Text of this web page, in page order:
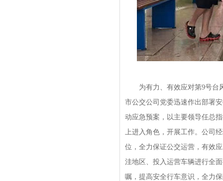
为有力、有效应对第9号台风
市公交公司党委迅速作出部署
动应急预案，以主要领导任总
上进入角色，开展工作。公司
位，全力保证公交运营，有效
洼地区、投入运营车辆进行全
嘱，提高安全行车意识，全力